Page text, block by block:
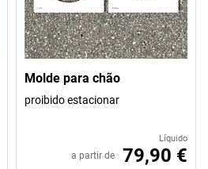
Molde para chão
proibido estacionar
Líquido
a partir de 79,90 €